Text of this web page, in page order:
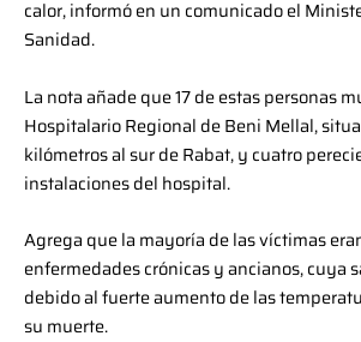
calor, informó en un comunicado el
Sanidad.
La nota añade que 17 de estas personas
Hospitalario Regional de Beni Mellal,
kilómetros al sur de Rabat, y cuatro
instalaciones del hospital.
Agrega que la mayoría de las víctimas
enfermedades crónicas y ancianos, cuya
debido al fuerte aumento de las
su muerte.